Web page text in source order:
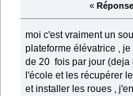
«
moi c'est vraiment un
plateforme élévatrice ,
de 20 fois par jour (deja
l'école et les récupérer
et installer les roues ,